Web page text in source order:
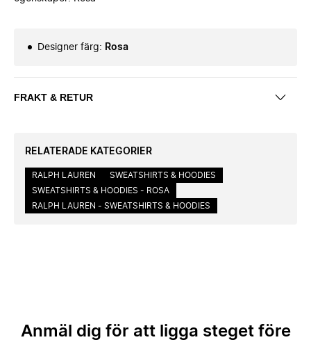
Designer färg: Rosa
FRAKT & RETUR
RELATERADE KATEGORIER
RALPH LAUREN
SWEATSHIRTS & HOODIES
SWEATSHIRTS & HOODIES - ROSA
RALPH LAUREN - SWEATSHIRTS & HOODIES
Anmäl dig för att ligga steget före